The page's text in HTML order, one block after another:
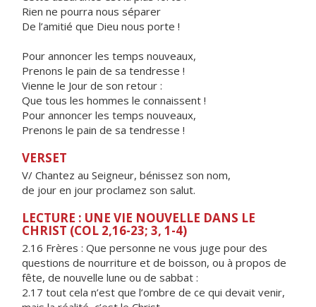
Rien ne pourra nous séparer
De l’amitié que Dieu nous porte !
Pour annoncer les temps nouveaux,
Prenons le pain de sa tendresse !
Vienne le Jour de son retour :
Que tous les hommes le connaissent !
Pour annoncer les temps nouveaux,
Prenons le pain de sa tendresse !
VERSET
V/ Chantez au Seigneur, bénissez son nom,
de jour en jour proclamez son salut.
LECTURE : UNE VIE NOUVELLE DANS LE
CHRIST (COL 2,16-23; 3, 1-4)
2.16 Frères : Que personne ne vous juge pour des
questions de nourriture et de boisson, ou à propos de
fête, de nouvelle lune ou de sabbat :
2.17 tout cela n’est que l’ombre de ce qui devait venir,